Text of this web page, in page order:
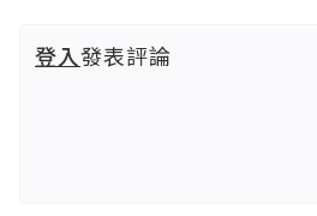
登入發表評論